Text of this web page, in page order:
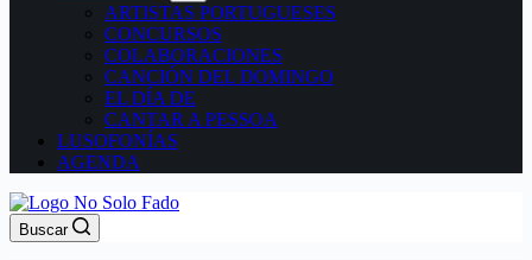
ARTISTAS PORTUGUESES
CONCURSOS
COLABORACIONES
CANCIÓN DEL DOMINGO
EL DÍA DE
CANTAR A PESSOA
LUSOFONÍAS
AGENDA
Buscar